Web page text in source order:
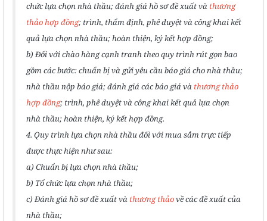
chức lựa chọn nhà thầu; đánh giá hồ sơ đề xuất và thương
thảo hợp đồng; trình, thẩm định, phê duyệt và công khai kết
quả lựa chọn nhà thầu; hoàn thiện, ký kết hợp đồng;
b) Đối với chào hàng cạnh tranh theo quy trình rút gọn bao
gồm các bước: chuẩn bị và gửi yêu cầu báo giá cho nhà thầu;
nhà thầu nộp báo giá; đánh giá các báo giá và thương thảo
hợp đồng; trình, phê duyệt và công khai kết quả lựa chọn
nhà thầu; hoàn thiện, ký kết hợp đồng.
4. Quy trình lựa chọn nhà thầu đối với mua sắm trực tiếp
được thực hiện như sau:
a) Chuẩn bị lựa chọn nhà thầu;
b) Tổ chức lựa chọn nhà thầu;
c) Đánh giá hồ sơ đề xuất và thương thảovề các đề xuất của
nhà thầu;